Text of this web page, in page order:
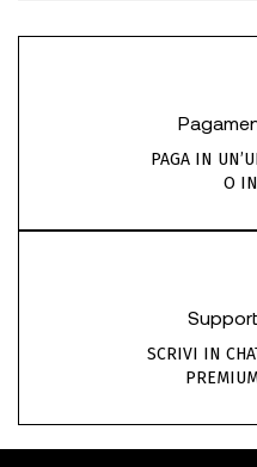
PAGA IN
O
SCRIVI IN